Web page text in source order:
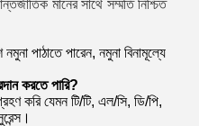
মানের সাথে সম্মতি নিশ্চিত
পাঠাতে পারেন, নমুনা বিনামূল্যে
করতে পারি?
করি যেমন টি/টি, এল/সি, ডি/পি,